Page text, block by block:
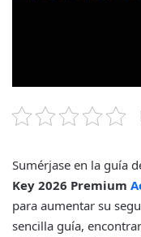
Sumérjase en la guía
Key 2026 Premium
para aumentar su
sencilla guía,